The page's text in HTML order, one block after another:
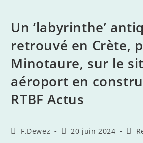
Un ‘labyrinthe’
retrouvé en Crète,
Minotaure, sur le
aéroport en
RTBF Actus
Auteur/autrice
F.Dewez
Publication
20 juin 2024
Post